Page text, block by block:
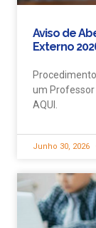
Aviso de
Externo
um
AQUI.
Junho 30, 2026